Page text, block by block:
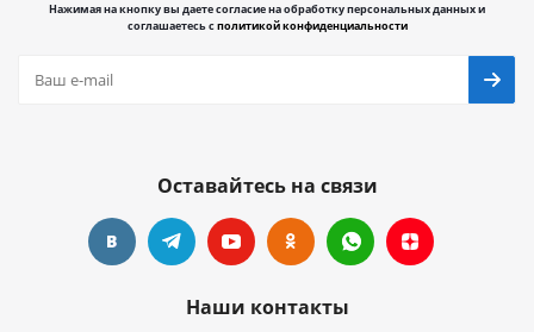
Нажимая на кнопку вы даете согласие на обработку персональных данных и
соглашаетесь сполитикой конфиденциальности
Оставайтесь на связи
Наши контакты